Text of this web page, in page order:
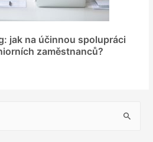
jak na účinnou spolupráci
zaměstnanců?